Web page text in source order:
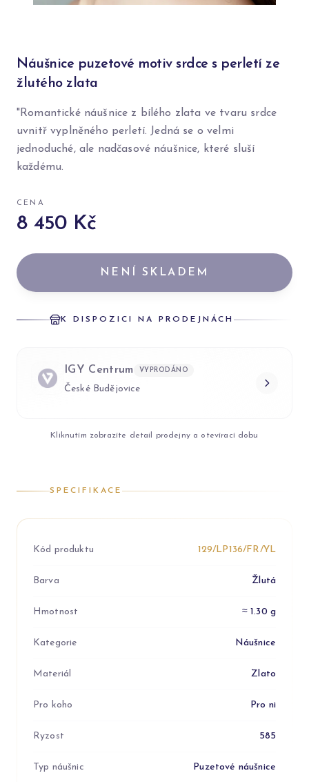
Náušnice puzetové motiv srdce s perletí ze
žlutého zlata
"Romantické náušnice z bílého zlata ve tvaru srdce
uvnitř vyplněného perletí. Jedná se o velmi
jednoduché, ale nadčasové náušnice, které sluší
každému.
CENA
8 450 Kč
NENÍ SKLADEM
K DISPOZICI NA PRODEJNÁCH
IGY Centrum VYPRODÁNO
České Budějovice
Kliknutím zobrazíte detail prodejny a otevírací dobu
SPECIFIKACE
Kód produktu 129/LP136/FR/YL
Barva Žlutá
Hmotnost ≈ 1.30 g
Kategorie Náušnice
Materiál Zlato
Pro koho Pro ni
Ryzost 585
Typ náušnic Puzetové náušnice